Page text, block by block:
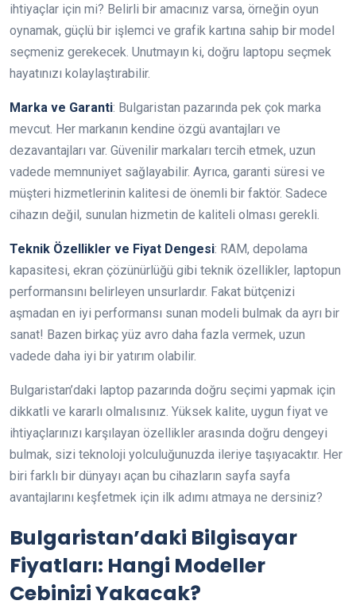
ihtiyaçlar için mi? Belirli bir amacınız varsa, örneğin oyun
oynamak, güçlü bir işlemci ve grafik kartına sahip bir model
seçmeniz gerekecek. Unutmayın ki, doğru laptopu seçmek
hayatınızı kolaylaştırabilir.
Marka ve Garanti: Bulgaristan pazarında pek çok marka
mevcut. Her markanın kendine özgü avantajları ve
dezavantajları var. Güvenilir markaları tercih etmek, uzun
vadede memnuniyet sağlayabilir. Ayrıca, garanti süresi ve
müşteri hizmetlerinin kalitesi de önemli bir faktör. Sadece
cihazın değil, sunulan hizmetin de kaliteli olması gerekli.
Teknik Özellikler ve Fiyat Dengesi: RAM, depolama
kapasitesi, ekran çözünürlüğü gibi teknik özellikler, laptopun
performansını belirleyen unsurlardır. Fakat bütçenizi
aşmadan en iyi performansı sunan modeli bulmak da ayrı bir
sanat! Bazen birkaç yüz avro daha fazla vermek, uzun
vadede daha iyi bir yatırım olabilir.
Bulgaristan’daki laptop pazarında doğru seçimi yapmak için
dikkatli ve kararlı olmalısınız. Yüksek kalite, uygun fiyat ve
ihtiyaçlarınızı karşılayan özellikler arasında doğru dengeyi
bulmak, sizi teknoloji yolculuğunuzda ileriye taşıyacaktır. Her
biri farklı bir dünyayı açan bu cihazların sayfa sayfa
avantajlarını keşfetmek için ilk adımı atmaya ne dersiniz?
Bulgaristan’daki Bilgisayar
Fiyatları: Hangi Modeller
Cebinizi Yakacak?